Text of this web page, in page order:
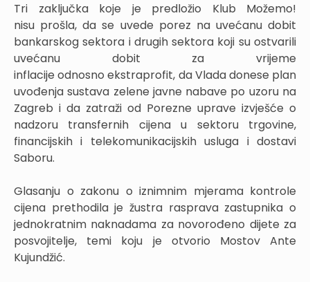
Tri zaključka koje je predložio Klub Možemo!
nisu prošla, da se uvede porez na uvećanu dobit
bankarskog sektora i drugih sektora koji su ostvarili
uvećanu dobit za vrijeme
inflacije odnosno ekstraprofit, da Vlada donese plan
uvođenja sustava zelene javne nabave po uzoru na
Zagreb i da zatraži od Porezne uprave izvješće o
nadzoru transfernih cijena u sektoru trgovine,
financijskih i telekomunikacijskih usluga i dostavi
Saboru.
Glasanju o zakonu o iznimnim mjerama kontrole
cijena prethodila je žustra rasprava zastupnika o
jednokratnim naknadama za novorođeno dijete za
posvojitelje, temi koju je otvorio Mostov Ante
Kujundžić.